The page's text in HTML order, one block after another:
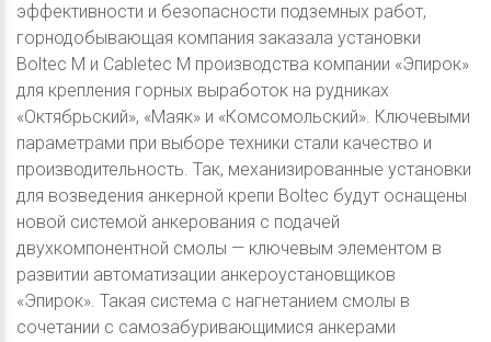
эффективности и безопасности подземных работ,
горнодобывающая компания заказала установки
Boltec M и Cabletec M производства компании «Эпирок»
для крепления горных выработок на рудниках
«Октябрьский», «Маяк» и «Комсомольский». Ключевыми
параметрами при выборе техники стали качество и
производительность. Так, механизированные установки
для возведения анкерной крепи Boltec будут оснащены
новой системой анкерования с подачей
двухкомпонентной смолы — ключевым элементом в
развитии автоматизации анкероустановщиков
«Эпирок». Такая система с нагнетанием смолы в
сочетании с самозабуривающимися анкерами